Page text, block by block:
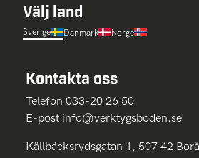
Välj land
Sverige Danmark Norge
Kontakta oss
Telefon 033-20 26 50
E-post info@verktygsboden.se
Källbäcksrydsgatan 1, 507 42